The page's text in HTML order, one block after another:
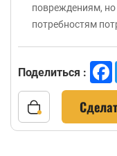
повреждениям,
потребностям
Поделиться :